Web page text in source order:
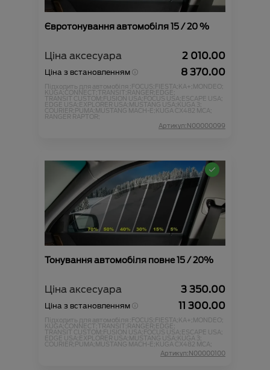
Євротонування автомобіля 15 / 20 %
Ціна аксесуара 2 010.00
Ціна з встановленням 8 370.00
Підходить для автомобіля :FOCUS;FIESTA;KA+;MONDEO;
KUGA;CONNECT;TRANSIT;RANGER;EDGE;
TRANSIT CUSTOM;FUSION USA;FOCUS USA;ESCAPE USA;
EDGE USA;EXPLORER USA;MUSTANG USA;KUGA 3;
COURIER;PUMA;MUSTANG MACH-E;KUGA CX482 MCA;
RANGER RAPTOR;
Артикул:N00000099
Тонування автомобіля повне 15 / 20%
Ціна аксесуара 3 350.00
Ціна з встановленням 11 300.00
Підходить для автомобіля :FOCUS;FIESTA;KA+;MONDEO;
KUGA;CONNECT;TRANSIT;RANGER;EDGE;
TRANSIT CUSTOM;FUSION USA;FOCUS USA;ESCAPE USA;
EDGE USA;EXPLORER USA;MUSTANG USA;KUGA 3;
COURIER;PUMA;MUSTANG MACH-E;KUGA CX482 MCA;
Артикул:N00000100